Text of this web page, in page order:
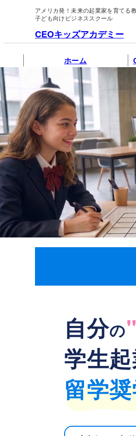
アメリカ発！未来の起業家を育てる
子ども向けビジネススクール
CEOキッズアカデミー
ホーム
自分の
学生
留学